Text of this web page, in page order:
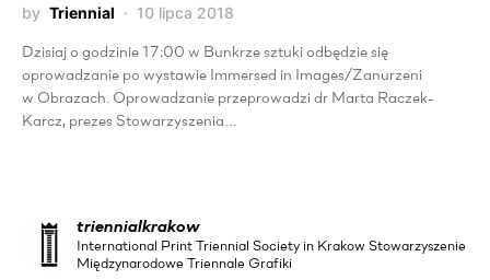
by Triennial 10 lipca 2018
Dzisiaj o godzinie 17:00 w Bunkrze sztuki odbędzie się
oprowadzanie po wystawie Immersed in Images/Zanurzeni
w Obrazach. Oprowadzanie przeprowadzi dr Marta Raczek-
Karcz, prezes Stowarzyszenia…
triennialkrakow
International Print Triennial Society in Krakow Stowarzyszenie
Międzynarodowe Triennale Grafiki